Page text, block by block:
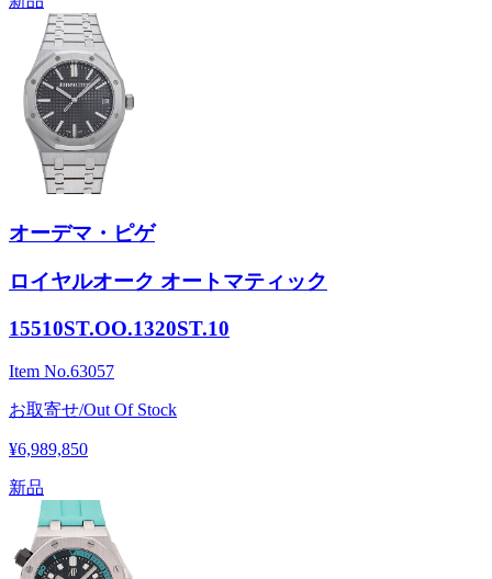
オーデマ・ピゲ
ロイヤルオーク オートマティック
15510ST.OO.1320ST.10
Item No.63057
お取寄せ/Out Of Stock
¥6,989,850
新品